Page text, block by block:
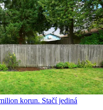
korun. Stačí jediná